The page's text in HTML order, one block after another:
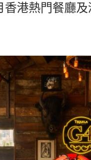
香港熱門餐廳及